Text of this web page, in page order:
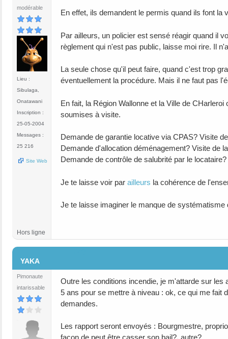
modérable
Lieu :
Sibulaga,
Onatawani
Inscription :
25-05-2004
Messages :
25 216
Site Web
En effet, ils demandent le permis quand ils font
Par ailleurs, un policier est sensé réagir quand il
règlement qui n'est pas public, laisse moi rire. Il
La seule chose qu'il peut faire, quand c'est trop
éventuellement la procédure. Mais il ne faut pas
En fait, la Région Wallonne et la Ville de
soumises à visite.
Demande de garantie locative via CPAS? Visite
Demande d'allocation déménagement? Visite de
Demande de contrôle de salubrité par le
Je te laisse voir par ailleurs la cohérence de
Je te laisse imaginer le manque de systématisme
Hors ligne
YAKA
Pimonaute
intarissable
Outre les conditions incendie, je m'attarde sur les
5 ans pour se mettre à niveau : ok, ce qui me fait
demandes.
Les rapport seront envoyés : Bourgmestre,
façon de peut être casser son bail?, autre?